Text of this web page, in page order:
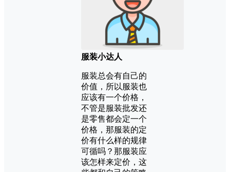
服装小达人
服装总会有自己的
价值，所以服装也
应该有一个价格，
不管是服装批发还
是零售都会定一个
价格，那服装的定
价有什么样的规律
可循吗？那服装应
该怎样来定价，这